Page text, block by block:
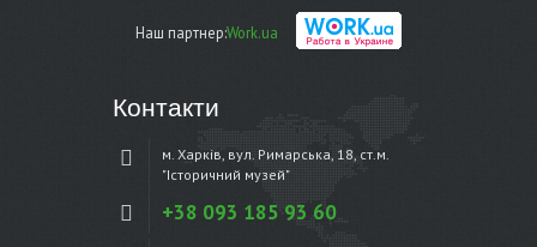
Наш партнер:Work.ua
Контакти
м. Харків, вул. Римарська, 18, ст.м.
"Історичний музей"
+38 093 185 93 60